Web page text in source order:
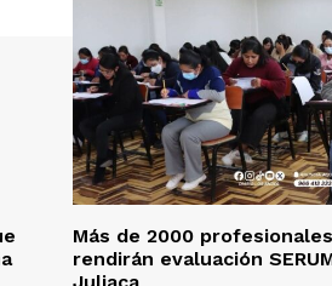
Más de 2000
rendirán evaluación